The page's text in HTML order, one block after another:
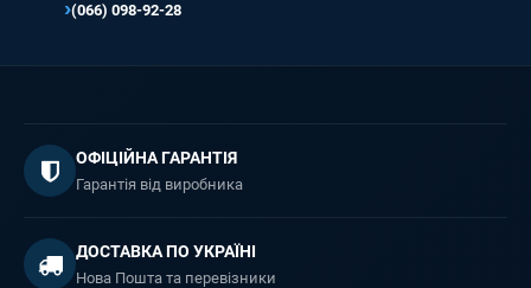
(066) 098-92-28
ОФІЦІЙНА ГАРАНТІЯ
Гарантія від виробника
ДОСТАВКА ПО УКРАЇНІ
Нова Пошта та перевізники